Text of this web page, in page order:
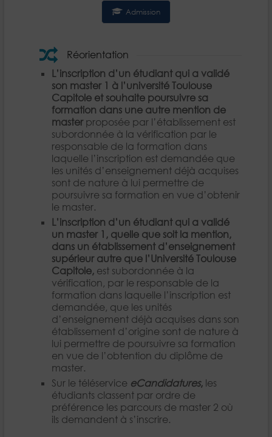
Admission
Réorientation
L’inscription d’un étudiant qui a validé
son master 1 à l’université Toulouse
Capitole et souhaite poursuivre sa
formation dans une autre mention de
master proposée par l’établissement est
subordonnée à la vérification par le
responsable de la formation dans
laquelle l’inscription est demandée que
les unités d’enseignement déjà acquises
sont de nature à lui permettre de
poursuivre sa formation en vue d’obtenir
le master.
L’inscription d’un étudiant qui a validé
un master 1, quelle que soit la mention,
dans un établissement d’enseignement
supérieur autre que l’Université Toulouse
Capitole, est subordonnée à la
vérification, par le responsable de la
formation dans laquelle l’inscription est
demandée, que les unités
d’enseignement déjà acquises dans son
établissement d’origine sont de nature à
lui permettre de poursuivre sa formation
en vue de l’obtention du diplôme de
master.
Sur le téléservice eCandidatures, les
étudiants classent par ordre de
préférence les parcours de master 2 où
ils demandent à s’inscrire.